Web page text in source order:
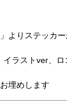
よりステッカー
ラストver、ロ
埋めします